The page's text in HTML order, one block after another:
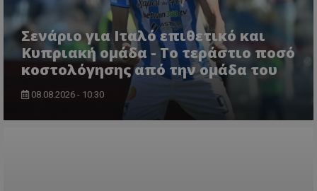
Σενάριο για Ιταλό επιθετικό και
Κυπριακή ομάδα - Το τεράστιο ποσό
κοστολόγησης από την ομάδα του
08.08.2026 - 10:30